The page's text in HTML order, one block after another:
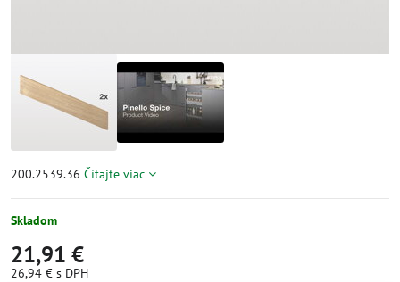
200.2539.36 Čítajte viac
Skladom
21,91 €
26,94 € s DPH